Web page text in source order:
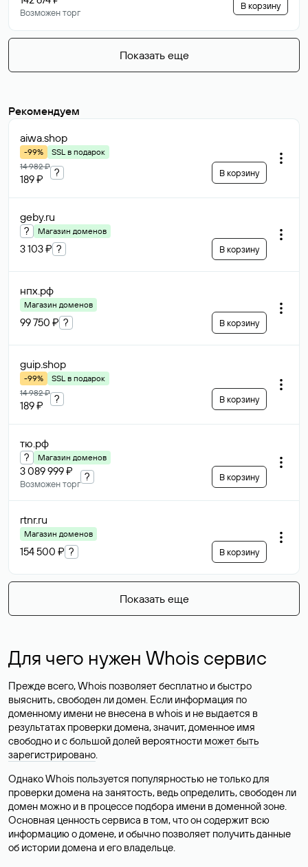
Возможен торг
В корзину
Показать еще
Рекомендуем
aiwa.shop
-99%
SSL в подарок
14 982 ₽
189 ₽
? В корзину
geby.ru
? Магазин доменов
3 103 ₽ ? В корзину
нпх.рф
Магазин доменов
99 750 ₽ ? В корзину
guip.shop
-99%
SSL в подарок
14 982 ₽
189 ₽
? В корзину
тю.рф
? Магазин доменов
3 089 999 ₽
Возможен торг
? В корзину
rtnr.ru
Магазин доменов
154 500 ₽ ? В корзину
Показать еще
Для чего нужен Whois сервис
Прежде всего, Whois позволяет бесплатно и быстро
выяснить, свободен ли домен. Если информация по
доменному имени не внесена в whois и не выдается в
результатах проверки домена, значит, доменное имя
свободно и с большой долей вероятности может быть
зарегистрировано.
Однако Whois пользуется популярностью не только для
проверки домена на занятость, ведь определить, свободен ли
домен можно и в процессе подбора имени в доменной зоне.
Основная ценность сервиса в том, что он содержит всю
информацию о домене, и обычно позволяет получить данные
об истории домена и его владельце.